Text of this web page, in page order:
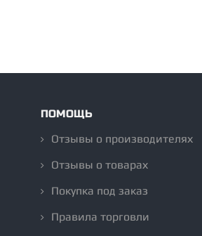
ПОМОЩЬ
Отзывы о производителях
Отзывы о товарах
Покупка под заказ
Правила торговли